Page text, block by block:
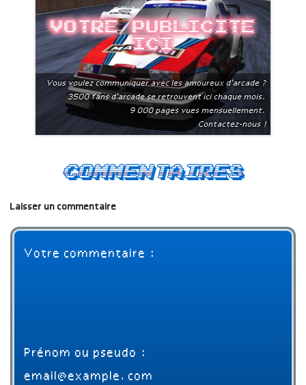
Votre publicite
ici
Vous voulez communiquer avec les amoureux d'arcade ?
3500 fans d'arcade se retrouvent ici chaque mois.
9 000 pages vues mensuellement.
Contactez-nous !
Commentaires
Laisser un commentaire